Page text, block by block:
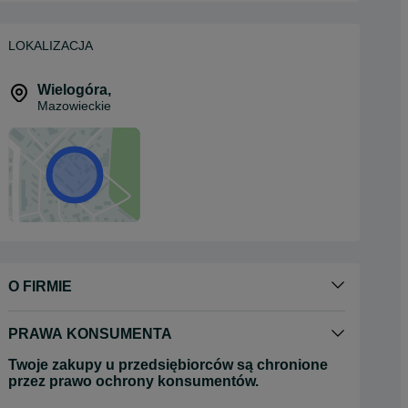
LOKALIZACJA
Wielogóra,
Mazowieckie
O FIRMIE
PRAWA KONSUMENTA
Twoje zakupy u przedsiębiorców są chronione
przez prawo ochrony konsumentów.